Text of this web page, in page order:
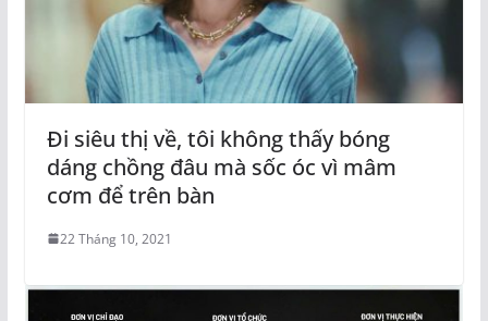
Đi siêu thị về, tôi không thấy bóng
dáng chồng đâu mà sốc óc vì mâm
cơm để trên bàn
22 Tháng 10, 2021